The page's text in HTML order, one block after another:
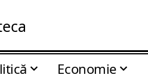
Economie